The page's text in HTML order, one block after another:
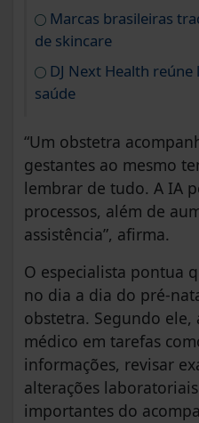
Marcas brasileiras
de skincare
DJ Next Health
saúde
“Um obstetra
gestantes ao mesmo
lembrar de tudo. A IA
processos, além de
assistência”, afirma.
O especialista pontua
no dia a dia do pré-
obstetra. Segundo
médico em tarefas
informações, revisar
alterações
importantes do